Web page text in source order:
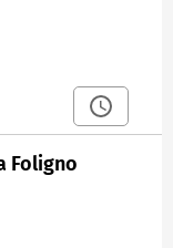
Foligno